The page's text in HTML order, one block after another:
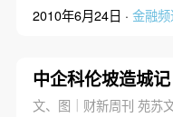
2010年6月24日 · 金融
中企科伦坡造城记
文、图｜财新周刊 苑苏